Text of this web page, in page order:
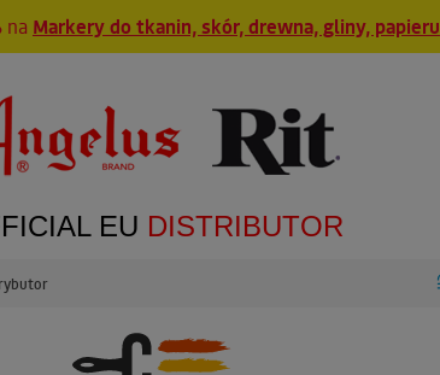
na Markery do tkanin, skór, drewna, gliny, papieru
EU DISTRIBUTOR